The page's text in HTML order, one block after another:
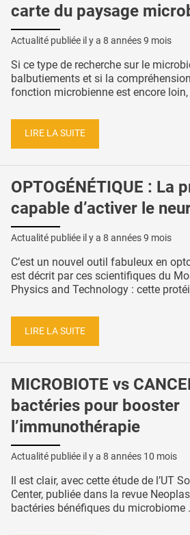
carte du paysage
Actualité publiée il y a 8 années 9 mois
Si ce type de recherche sur le
balbutiements et si la
fonction microbienne est encore loin,
LIRE LA SUITE
OPTOGÉNÉTIQUE : La
capable d’activer le
Actualité publiée il y a 8 années 9 mois
C’est un nouvel outil fabuleux en
est décrit par ces scientifiques du
Physics and Technology : cette
LIRE LA SUITE
MICROBIOTE vs
bactéries pour booster
l’immunothérapie
Actualité publiée il y a 8 années 10 mois
Il est clair, avec cette étude de l’UT
Center, publiée dans la revue
bactéries bénéfiques du microbiome